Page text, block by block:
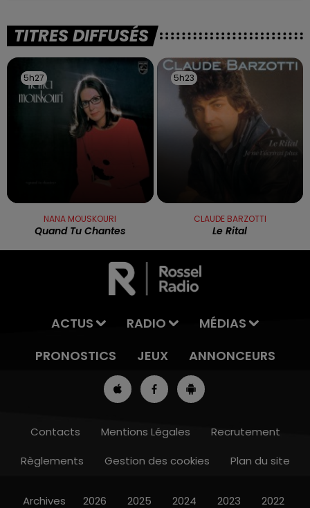
13h00 - 16h00
TITRES DIFFUSÉS
5h27
5h27
NANA MOUSKOURI
Quand Tu Chantes
5h23
5h23
CLAUDE BARZOTTI
Le Rital
ACTUS RADIO
MÉDIAS
PRONOSTICS
JEUX ANNONCEURS
Contacts Mentions Légales
Recrutement
Règlements
Gestion des cookies Plan du site
Archives 2026 2025 2024 2023 2022